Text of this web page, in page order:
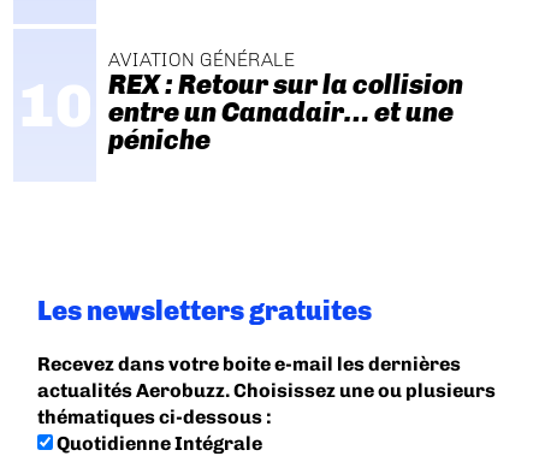
AVIATION GÉNÉRALE
REX : Retour sur la collision
entre un Canadair… et une
péniche
Les newsletters gratuites
Recevez dans votre boite e-mail les dernières
actualités Aerobuzz. Choisissez une ou plusieurs
thématiques ci-dessous :
Quotidienne Intégrale